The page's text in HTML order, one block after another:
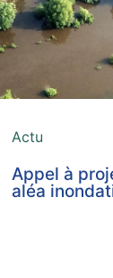
Actu
Appel à
aléa